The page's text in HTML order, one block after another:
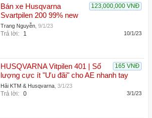
123,000,000 VNĐ
Bán xe Husqvarna
Svartpilen 200 99% new
Trang Nguyễn 9/1/23
Trả lời: 1 10/1/23
165 VNĐ
HUSQVARNA Vitpilen 401 | Số
lượng cực ít "Ưu đãi" cho AE nhanh tay
Hải KTM & Husqvarna 3/1/23
Trả lời: 0 3/1/23